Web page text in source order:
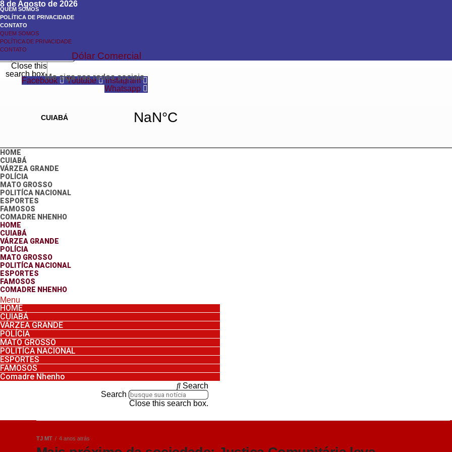
8 de Agosto de 2026
QUEM SOMOS
POLÍTICA DE PRIVACIDADE
CONTATO
QUEM SOMOS
POLÍTICA DE PRIVACIDADE
CONTATO
Dólar Comercial
Search
Search
Close this
search box.Me siga nas redes sociais
Facebook Youtube
Instagram
Whatsapp
HOME
CUIABÁ
VÁRZEA GRANDE
POLÍCIA
MATO GROSSO
POLITÍCA NACIONAL
ESPORTES
FAMOSOS
COMADRE NHENHO
HOME
CUIABÁ
VÁRZEA GRANDE
POLÍCIA
MATO GROSSO
POLITÍCA NACIONAL
ESPORTES
FAMOSOS
COMADRE NHENHO
Menu
HOME
CUIABÁ
VÁRZEA GRANDE
POLÍCIA
MATO GROSSO
POLITÍCA NACIONAL
ESPORTES
FAMOSOS
Comadre Nhenho
Search
Search
Close this search box.
TJ MT 4 anos atrás